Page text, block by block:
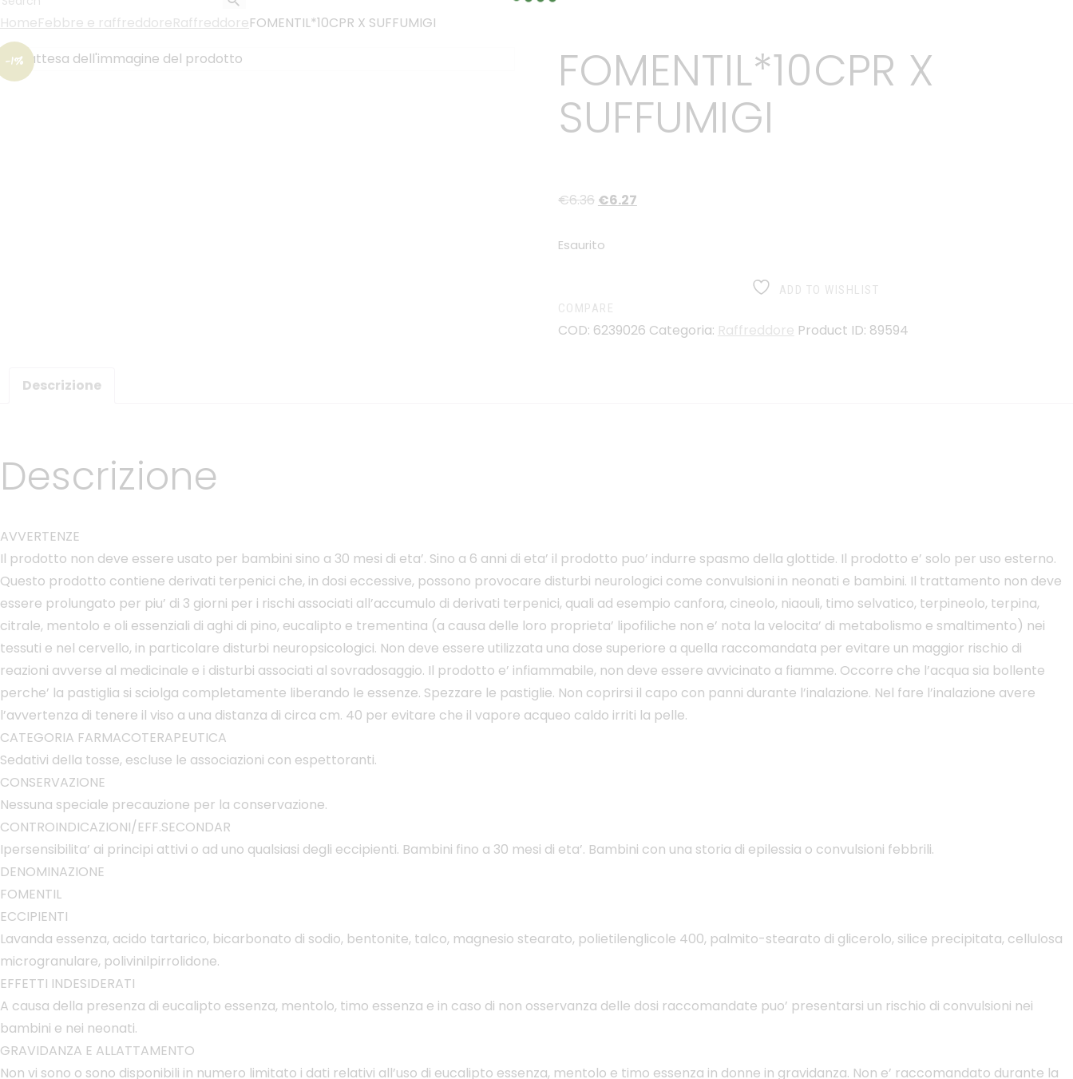
HomeFebbre e raffreddoreRaffreddoreFOMENTIL*10CPR X SUFFUMIGI
-1% FOMENTIL*10CPR X
SUFFUMIGI
€6.36 €6.27
Esaurito
ADD TO WISHLIST
COMPARE
COD: 6239026 Categoria: Raffreddore Product ID: 89594
Descrizione
Descrizione
AVVERTENZE
Il prodotto non deve essere usato per bambini sino a 30 mesi di eta’. Sino a 6 anni di eta’ il prodotto puo’ indurre spasmo della glottide. Il prodotto e’ solo per uso esterno.
Questo prodotto contiene derivati terpenici che, in dosi eccessive, possono provocare disturbi neurologici come convulsioni in neonati e bambini. Il trattamento non deve
essere prolungato per piu’ di 3 giorni per i rischi associati all’accumulo di derivati terpenici, quali ad esempio canfora, cineolo, niaouli, timo selvatico, terpineolo, terpina,
citrale, mentolo e oli essenziali di aghi di pino, eucalipto e trementina (a causa delle loro proprieta’ lipofiliche non e’ nota la velocita’ di metabolismo e smaltimento) nei
tessuti e nel cervello, in particolare disturbi neuropsicologici. Non deve essere utilizzata una dose superiore a quella raccomandata per evitare un maggior rischio di
reazioni avverse al medicinale e i disturbi associati al sovradosaggio. Il prodotto e’ infiammabile, non deve essere avvicinato a fiamme. Occorre che l’acqua sia bollente
perche’ la pastiglia si sciolga completamente liberando le essenze. Spezzare le pastiglie. Non coprirsi il capo con panni durante l’inalazione. Nel fare l’inalazione avere
l’avvertenza di tenere il viso a una distanza di circa cm. 40 per evitare che il vapore acqueo caldo irriti la pelle.
CATEGORIA FARMACOTERAPEUTICA
Sedativi della tosse, escluse le associazioni con espettoranti.
CONSERVAZIONE
Nessuna speciale precauzione per la conservazione.
CONTROINDICAZIONI/EFF.SECONDAR
Ipersensibilita’ ai principi attivi o ad uno qualsiasi degli eccipienti. Bambini fino a 30 mesi di eta’. Bambini con una storia di epilessia o convulsioni febbrili.
DENOMINAZIONE
FOMENTIL
ECCIPIENTI
Lavanda essenza, acido tartarico, bicarbonato di sodio, bentonite, talco, magnesio stearato, polietilenglicole 400, palmito-stearato di glicerolo, silice precipitata, cellulosa
microgranulare, polivinilpirrolidone.
EFFETTI INDESIDERATI
A causa della presenza di eucalipto essenza, mentolo, timo essenza e in caso di non osservanza delle dosi raccomandate puo’ presentarsi un rischio di convulsioni nei
bambini e nei neonati.
GRAVIDANZA E ALLATTAMENTO
Non vi sono o sono disponibili in numero limitato i dati relativi all’uso di eucalipto essenza, mentolo e timo essenza in donne in gravidanza. Non e’ raccomandato durante la